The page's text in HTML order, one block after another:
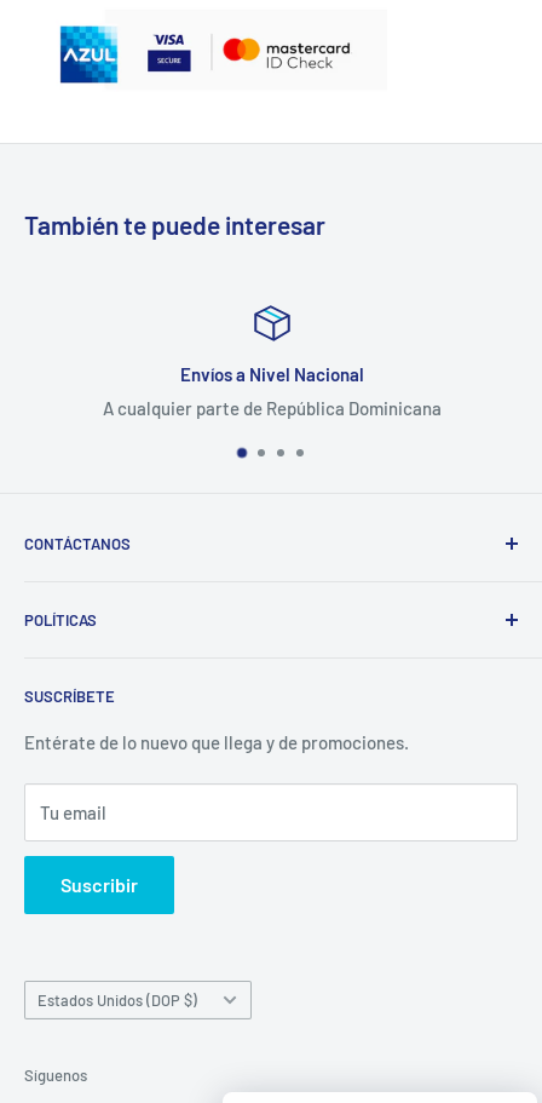
También te puede interesar
Envíos a Nivel Nacional
A cualquier parte de República Dominicana
CONTÁCTANOS
POLÍTICAS
Política de Privacidad
Políticas de Reembolso
Política de Envío
Términos del servicio
Política de reembolso
SUSCRÍBETE
Entérate de lo nuevo que llega y de promociones.
Tu email
Suscribir
País/región
Estados Unidos (DOP $)
Síguenos